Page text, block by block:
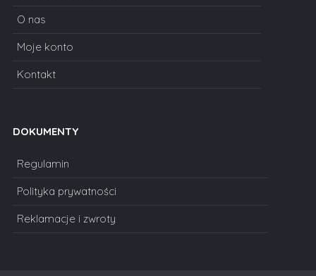
O nas
Moje konto
Kontakt
DOKUMENTY
Regulamin
Polityka prywatności
Reklamacje i zwroty